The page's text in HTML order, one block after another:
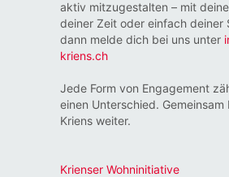
aktiv mitzugestalten – mit
deiner Zeit oder einfach deiner
dann melde dich bei uns unter
kriens.ch
Jede Form von Engagement
einen Unterschied.
Kriens weiter.
Krienser Wohninitiative